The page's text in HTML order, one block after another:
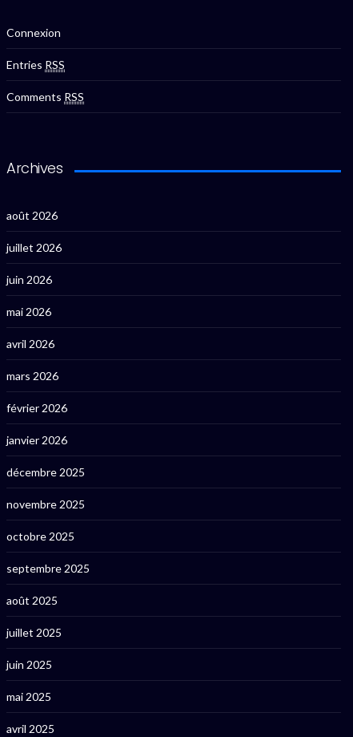
Connexion
Entries RSS
Comments RSS
Archives
août 2026
juillet 2026
juin 2026
mai 2026
avril 2026
mars 2026
février 2026
janvier 2026
décembre 2025
novembre 2025
octobre 2025
septembre 2025
août 2025
juillet 2025
juin 2025
mai 2025
avril 2025